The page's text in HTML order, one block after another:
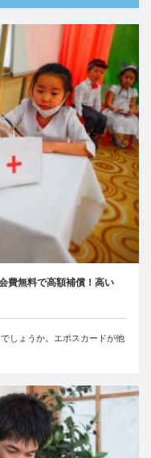
費無料で高額補償！高い
しょうか。エポスカードが他